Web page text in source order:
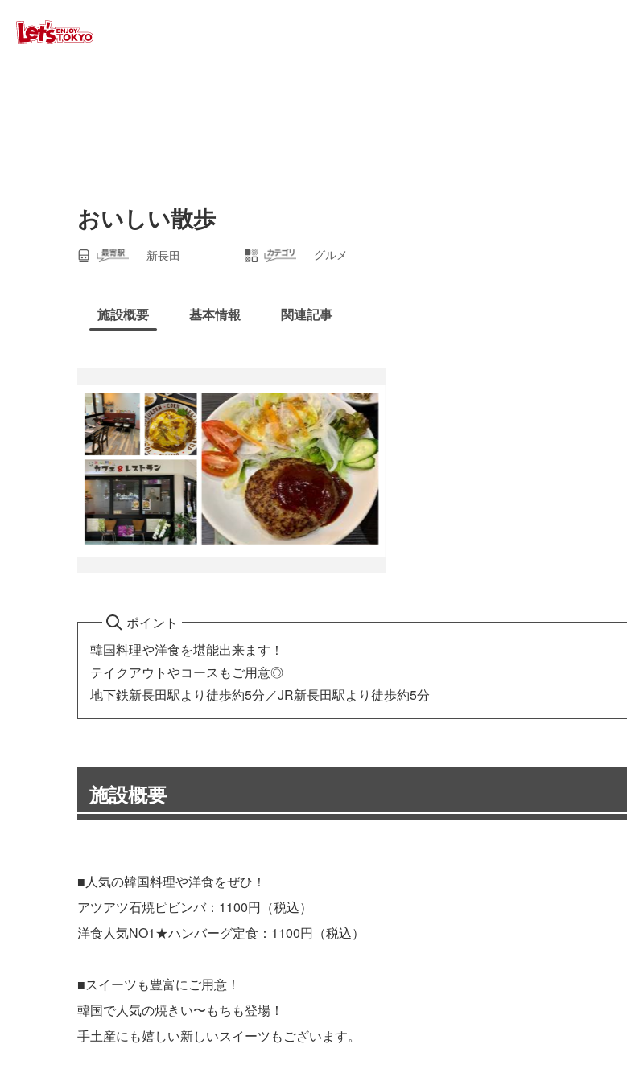
おいしい散歩
新長田 グルメ
施設概要 基本情報 関連記事
ポイント
韓国料理や洋食を堪能出来ます！
テイクアウトやコースもご用意◎
地下鉄新長田駅より徒歩約5分／JR新長田駅より徒歩約5分
施設概要
■人気の韓国料理や洋食をぜひ！
アツアツ石焼ピビンバ：1100円（税込）
洋食人気NO1★ハンバーグ定食：1100円（税込）
■スイーツも豊富にご用意！
韓国で人気の焼きい〜もちも登場！
手土産にも嬉しい新しいスイーツもございます。